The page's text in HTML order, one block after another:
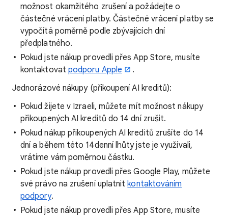
možnost okamžitého zrušení a požádejte o
částečné vrácení platby. Částečné vrácení platby se
vypočítá poměrně podle zbývajících dní
předplatného.
Pokud jste nákup provedli přes App Store, musíte
kontaktovat podporu Apple
.
Jednorázové nákupy (přikoupení AI kreditů):
Pokud žijete v Izraeli, můžete mít možnost nákupy
přikoupených AI kreditů do 14 dní zrušit.
Pokud nákup přikoupených AI kreditů zrušíte do 14
dní a během této 14denní lhůty jste je využívali,
vrátíme vám poměrnou částku.
Pokud jste nákup provedli přes Google Play, můžete
své právo na zrušení uplatnitkontaktováním
podpory.
Pokud jste nákup provedli přes App Store, musíte